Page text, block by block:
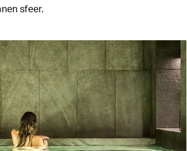
sfeer.